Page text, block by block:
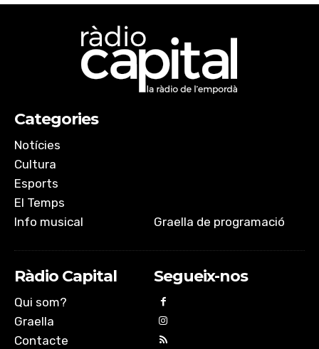
Categories
Notícies
Cultura
Esports
El Temps
Info musical
Graella de programació
Ràdio Capital
Qui som?
Graella
Contacte
Segueix-nos